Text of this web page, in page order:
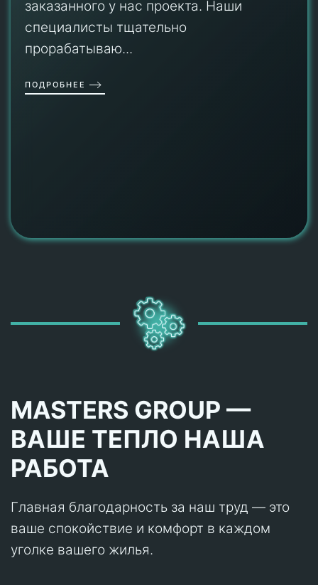
заказанного у нас проекта. Наши
специалисты тщательно
прорабатываю...
ПОДРОБНЕЕ
MASTERS GROUP —
ВАШЕ ТЕПЛО НАША
РАБОТА
Главная благодарность за наш труд — это
ваше спокойствие и комфорт в каждом
уголке вашего жилья.